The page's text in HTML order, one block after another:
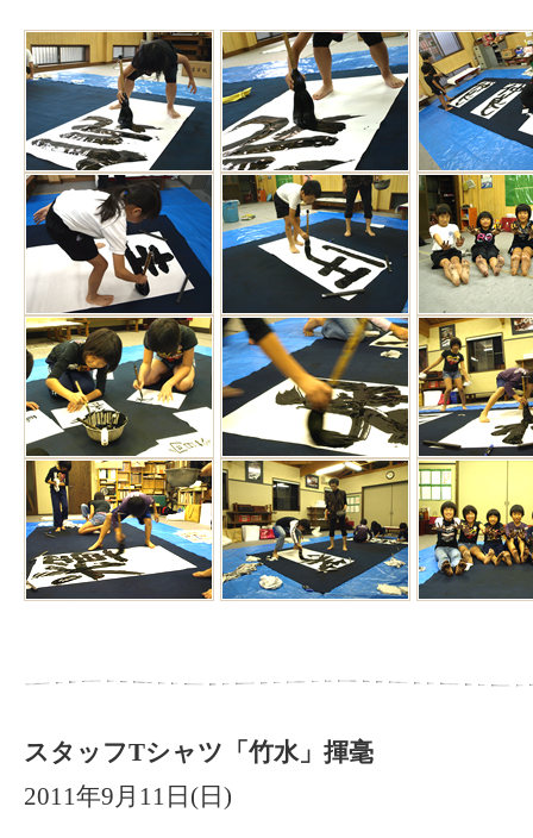
スタッフTシャツ「竹水」揮毫
2011年9月11日(日)